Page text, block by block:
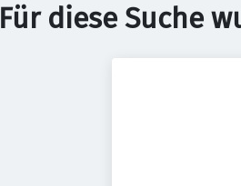
Für diese Suche